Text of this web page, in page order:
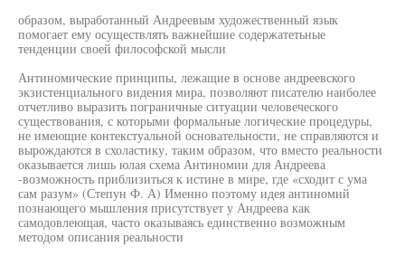
образом, выработанный Андреевым художественный язык
помогает ему осуществлять важнейшие содержатетьные
тенденции своей философской мысли
Антиномические принципы, лежащие в основе андреевского
экзистенциального видения мира, позволяют писателю наиболее
отчетливо выразить пограничные ситуации человеческого
существования, с которыми формальные логические процедуры,
не имеющие контекстуальной основательности, не справляются и
вырождаются в схоластику, таким образом, что вместо реальности
оказывается лишь юлая схема Антиномии для Андреева
-возможность приблизиться к истине в мире, где «сходит с ума
сам разум» (Степун Ф. А) Именно поэтому идея антиномий
познающего мышления присутствует у Андреева как
самодовлеющая, часто оказываясь единственно возможным
методом описания реальности